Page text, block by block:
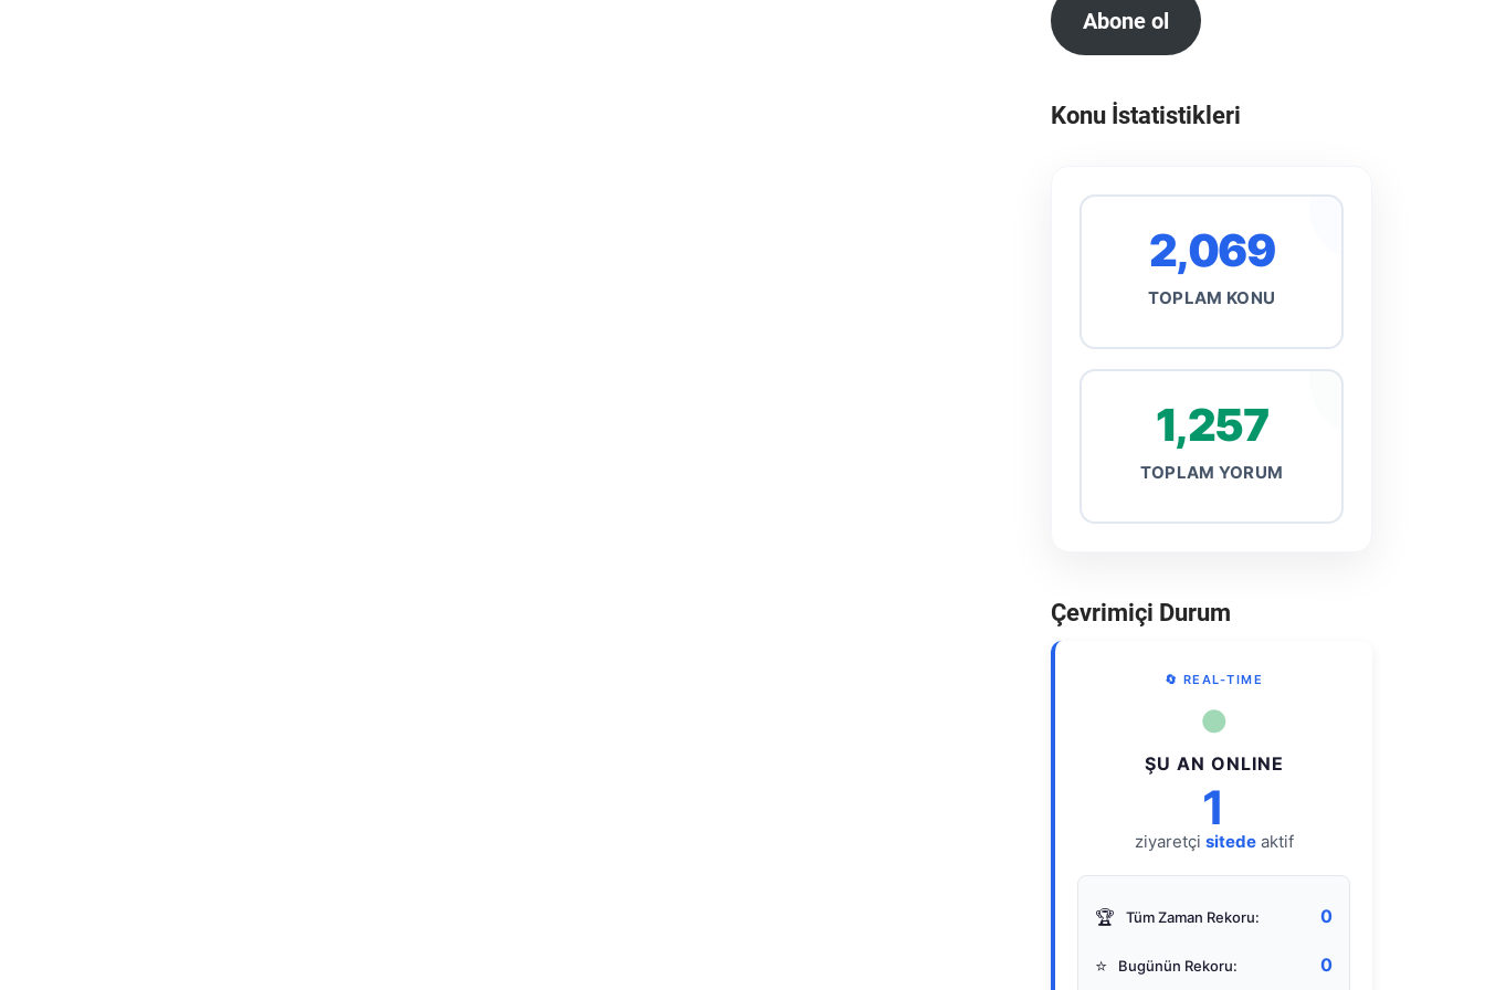
Abone ol
Konu İstatistikleri
2,069
TOPLAM KONU
1,257
TOPLAM YORUM
Çevrimiçi Durum
🔄 REAL-TIME
●
ŞU AN ONLINE
1
ziyaretçi sitedeaktif
🏆 Tüm Zaman Rekoru: 0
⭐ Bugünün Rekoru: 0